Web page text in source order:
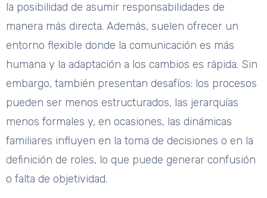
la posibilidad de asumir responsabilidades de
manera más directa. Además, suelen ofrecer un
entorno flexible donde la comunicación es más
humana y la adaptación a los cambios es rápida. Sin
embargo, también presentan desafíos: los procesos
pueden ser menos estructurados, las jerarquías
menos formales y, en ocasiones, las dinámicas
familiares influyen en la toma de decisiones o en la
definición de roles, lo que puede generar confusión
o falta de objetividad.